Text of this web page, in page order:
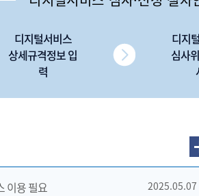
디지털서비스
상세규격정보 입
력
디지
심사
이용 필요 2025.05.07